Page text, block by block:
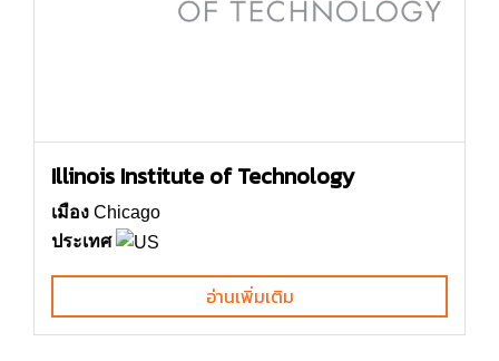
Illinois Institute of Technology
เมือง Chicago
ประเทศ
อ่านเพิ่มเติม